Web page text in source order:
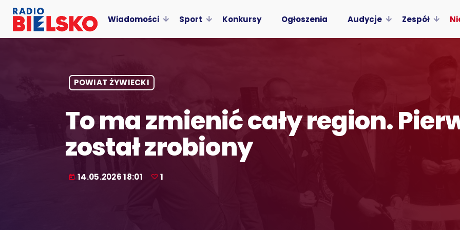
Wiadomości Sport Konkursy Ogłoszenia Audycje Zespół
POWIAT ŻYWIECKI
To ma zmienić cały region.
został zrobiony
today 14.05.2026 18:01 1